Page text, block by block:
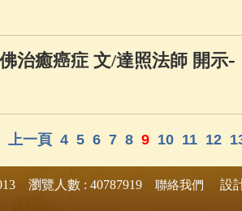
治癒癌症 文/達照法師 開示-
上一頁 4 5 6 7 8 9 10 11 12
瀏覽人數 : 40787919 聯絡我們 設